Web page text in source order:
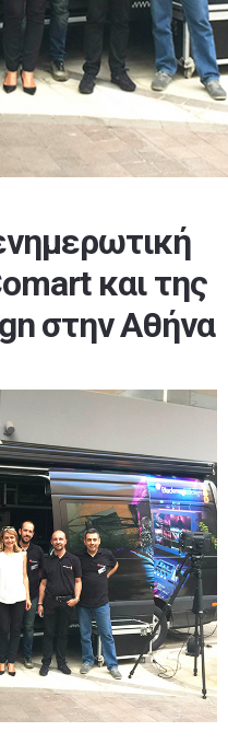
και της
στην Αθήνα